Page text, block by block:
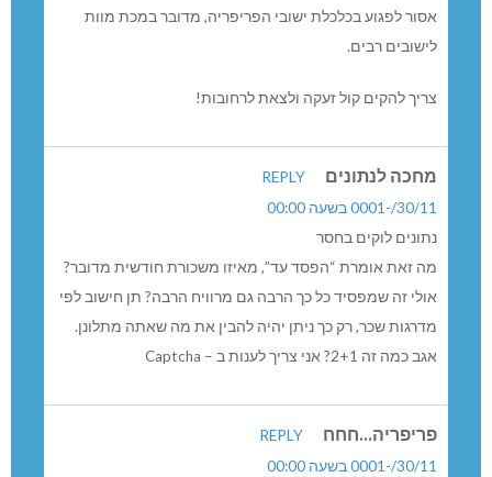
אסור לפגוע בכלכלת ישובי הפריפריה, מדובר במכת מוות
לישובים רבים.
צריך להקים קול זעקה ולצאת לרחובות!
מחכה לנתונים
REPLY
30/11/-0001 בשעה 00:00
נתונים לוקים בחסר
מה זאת אומרת “הפסד עד”, מאיזו משכורת חודשית מדובר?
אולי זה שמפסיד כל כך הרבה גם מרוויח הרבה? תן חישוב לפי
מדרגות שכר, רק כך ניתן יהיה להבין את מה שאתה מתלונן.
אגב כמה זה 2+1? אני צריך לענות ב – Captcha
פריפריה...חחח
REPLY
30/11/-0001 בשעה 00:00